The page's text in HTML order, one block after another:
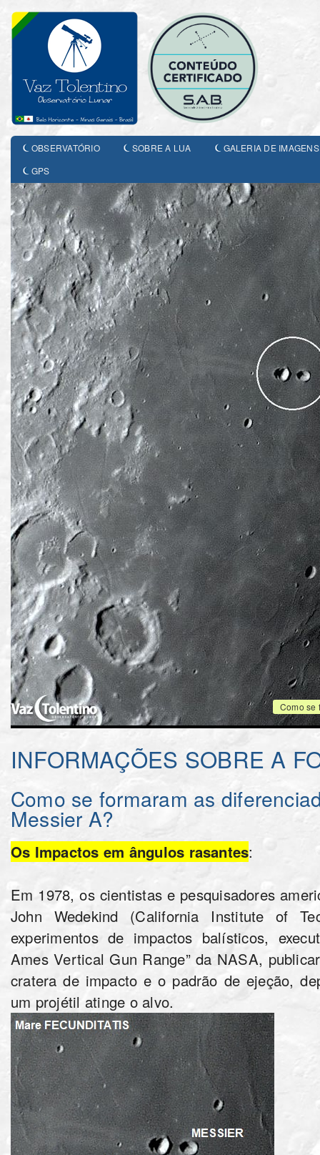
OBSERVATÓRIO SOBRE A LUA
GALERIA DE IMAGENS
GPS
Como se
INFORMAÇÕES SOBRE A
Como se formaram as
Messier A?
Os Impactos em ângulos rasantes:
Em 1978, os cientistas e pesquisadores
John Wedekind (California Institute of
experimentos de impactos balísticos,
Ames Vertical Gun Range” da NASA,
cratera de impacto e o padrão de ejeção,
um projétil atinge o alvo.